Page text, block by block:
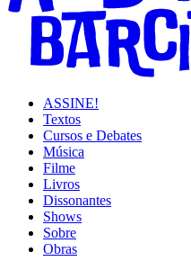
ASSINE!
Textos
Cursos e Debates
Música
Filme
Livros
Dissonantes
Shows
Sobre
Obras